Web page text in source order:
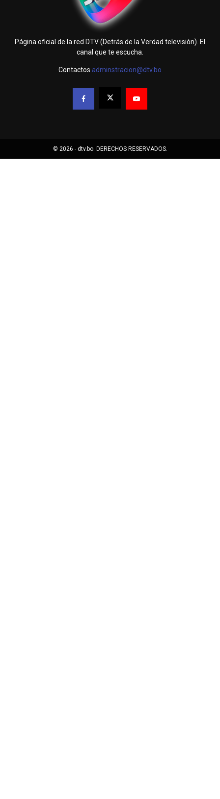
Página oficial de la red DTV (Detrás de la Verdad televisión). El
canal que te escucha.
Contactos adminstracion@dtv.bo
© 2026 - dtv.bo. DERECHOS RESERVADOS.